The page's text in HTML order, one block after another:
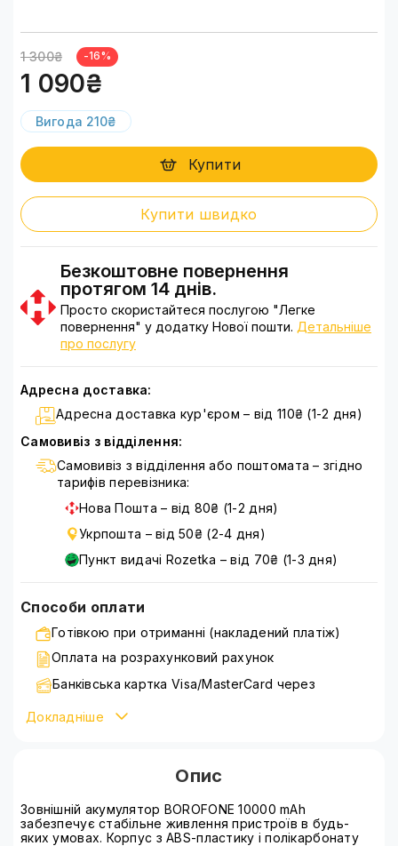
1 300₴ -16%
1 090₴
Вигода 210₴
Купити
Купити швидко
Безкоштовне повернення
протягом 14 днів.
Просто скористайтеся послугою "Легке
повернення" у додатку Нової пошти. Детальніше
про послугу
Адресна доставка:
Адресна доставка кур'єром – від 110₴ (1-2 дня)
Самовивіз з відділення:
Самовивіз з відділення або поштомата – згідно
тарифів перевізника:
Нова Пошта – від 80₴ (1-2 дня)
Укрпошта – від 50₴ (2-4 дня)
Пункт видачі Rozetka – від 70₴ (1-3 дня)
Способи оплати
Готівкою при отриманні (накладений платіж)
Оплата на розрахунковий рахунок
Банківська картка Visa/MasterCard через
Детальніше ознайомитися зі способами оплати можна
Докладніше
Опис
Зовнішній акумулятор BOROFONE 10000 mAh
забезпечує стабільне живлення пристроїв в будь-
яких умовах. Корпус з ABS-пластику і полікарбонату